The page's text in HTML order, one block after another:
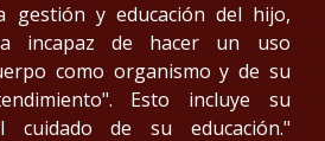
gestión y educación del hijo,
incapaz de hacer un uso
como organismo y de su
Esto incluye su
cuidado de su educación."